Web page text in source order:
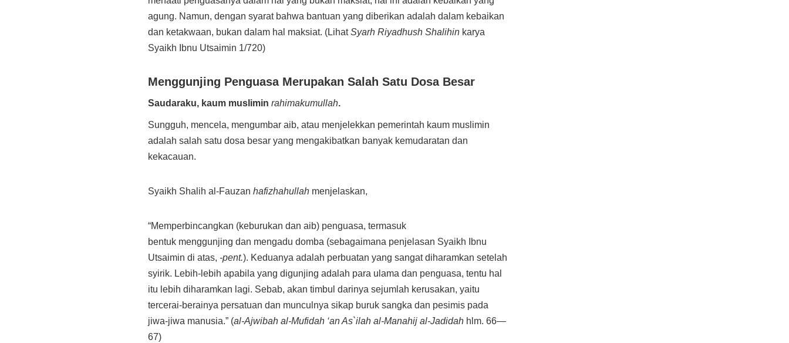
agung. Namun, dengan syarat bahwa bantuan yang diberikan adalah dalam kebaikan
dan ketakwaan, bukan dalam hal maksiat. (LihatSyarh Riyadhush Shalihin karya
Syaikh Ibnu Utsaimin 1/720)
Menggunjing Penguasa Merupakan Salah Satu Dosa Besar
Saudaraku, kaum muslimin rahimakumullah.
Sungguh, mencela, mengumbar aib, atau menjelekkan pemerintah kaum muslimin
adalah salah satu dosa besar yang mengakibatkan banyak kemudaratan dan
kekacauan.
Syaikh Shalih al-Fauzan hafizhahullah menjelaskan,
“Memperbincangkan (keburukan dan aib) penguasa, termasuk
bentuk menggunjing dan mengadu domba (sebagaimana penjelasan Syaikh Ibnu
Utsaimin di atas, -pent.). Keduanya adalah perbuatan yang sangat diharamkan setelah
syirik. Lebih-lebih apabila yang digunjing adalah para ulama dan penguasa, tentu hal
itu lebih diharamkan lagi. Sebab, akan timbul darinya sejumlah kerusakan, yaitu
tercerai-berainya persatuan dan munculnya sikap buruk sangka dan pesimis pada
jiwa-jiwa manusia.” (al-Ajwibah al-Mufidah ‘an As`ilah al-Manahij al-Jadidah hlm. 66—
67)